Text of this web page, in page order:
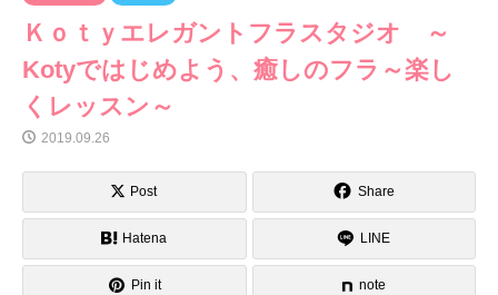
Ｋｏｔｙエレガントフラスタジオ ～
Kotyではじめよう、癒しのフラ～楽し
くレッスン～
2019.09.26
Post Share
Hatena LINE
Pin it note